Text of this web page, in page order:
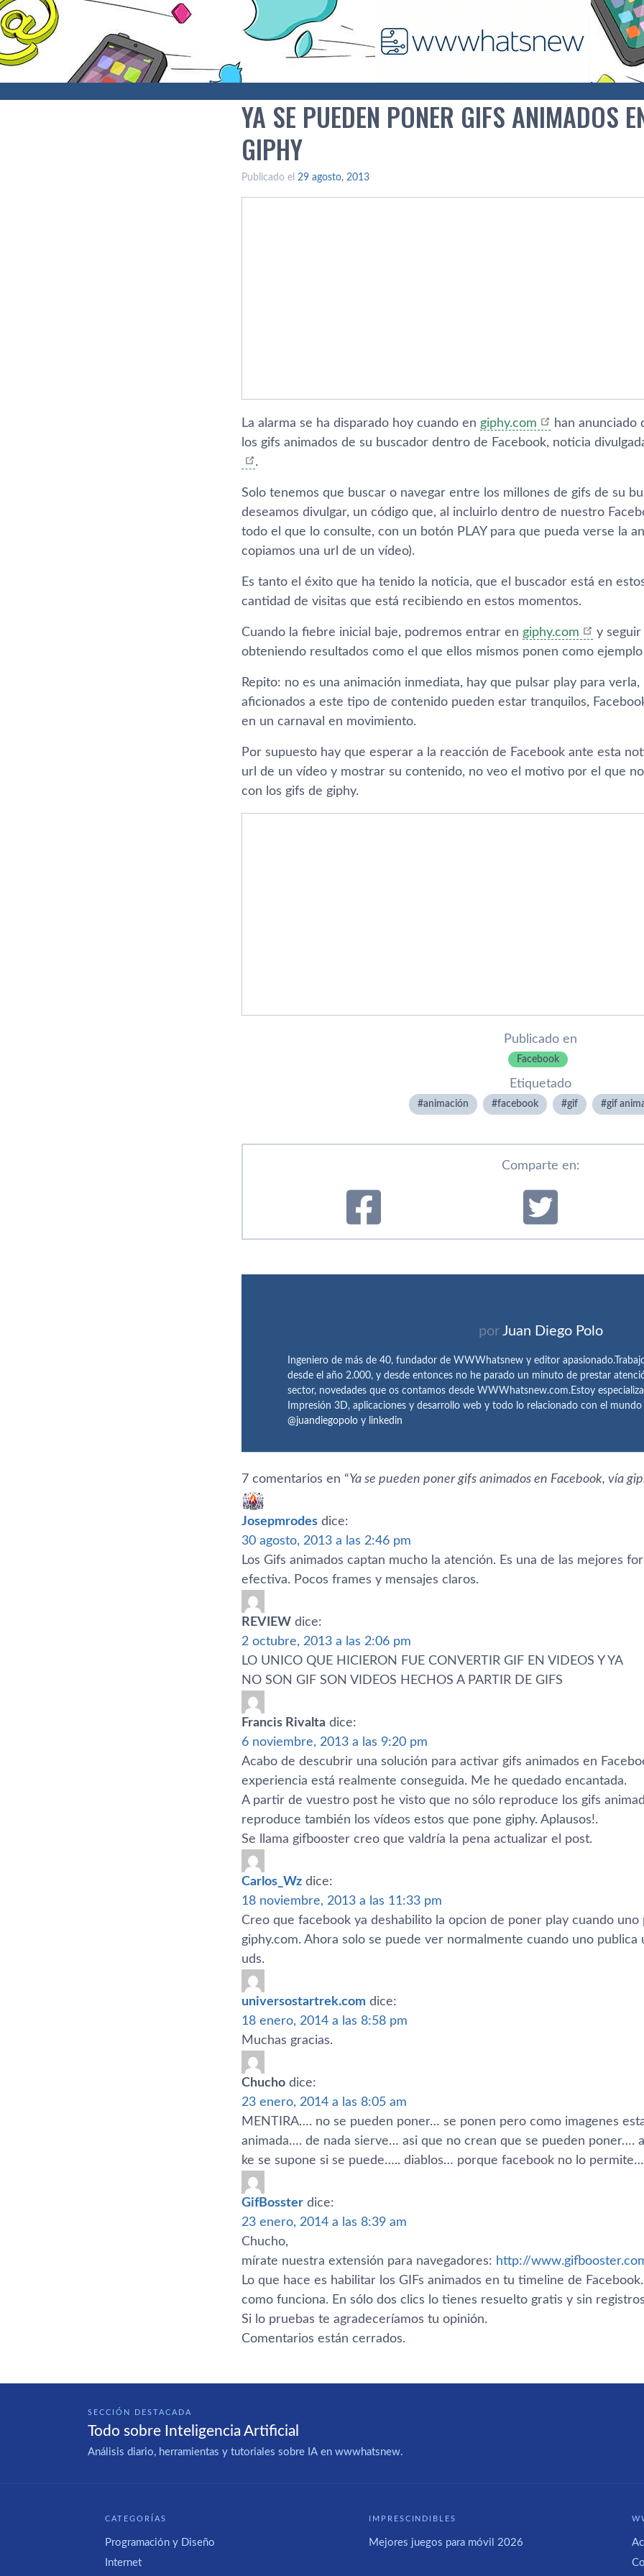
YA SE PUEDEN PONER GIFS ANIMADOS
GIPHY
Publicado el 29 agosto, 2013
La alarma se ha disparado hoy cuando en giphy.com
han anunciado
los gifs animados de su buscador dentro de Facebook, noticia
.
Solo tenemos que buscar o navegar entre los millones de gifs de su
deseamos divulgar, un código que, al incluirlo dentro de nuestro
todo el que lo consulte, con un botón PLAY para que pueda verse la
copiamos una url de un ví­deo).
Es tanto el éxito que ha tenido la noticia, que el buscador está en
cantidad de visitas que está recibiendo en estos momentos.
Cuando la fiebre inicial baje, podremos entrar en giphy.com
y
obteniendo resultados como el que ellos mismos ponen como
Repito: no es una animación inmediata, hay que pulsar play para
aficionados a este tipo de contenido pueden estar tranquilos,
en un carnaval en movimiento.
Por supuesto hay que esperar a la reacción de Facebook ante esta
url de un ví­deo y mostrar su contenido, no veo el motivo por el que
con los gifs de giphy.
Publicado en
Facebook
Etiquetado
animación facebook gif gif
Comparte en:
por Juan Diego Polo
Ingeniero de más de 40, fundador de WWWhatsnew y editor
desde el año 2.000, y desde entonces no he parado un minuto de prestar
sector, novedades que os contamos desde WWWhatsnew.com.Estoy
Impresión 3D, aplicaciones y desarrollo web y todo lo relacionado con el
@juandiegopolo y linkedin
7 comentarios en “Ya se pueden poner gifs animados en Facebook, ví­a
Josepmrodes dice:
30 agosto, 2013 a las 2:46 pm
Los Gifs animados captan mucho la atención. Es una de las mejores
efectiva. Pocos frames y mensajes claros.
REVIEW dice:
2 octubre, 2013 a las 2:06 pm
LO UNICO QUE HICIERON FUE CONVERTIR GIF EN VIDEOS Y YA
NO SON GIF SON VIDEOS HECHOS A PARTIR DE GIFS
Francis Rivalta dice:
6 noviembre, 2013 a las 9:20 pm
Acabo de descubrir una solución para activar gifs animados en
experiencia está realmente conseguida. Me he quedado encantada.
A partir de vuestro post he visto que no sólo reproduce los gifs
reproduce también los ví­deos estos que pone giphy. Aplausos!.
Se llama gifbooster creo que valdrí­a la pena actualizar el post.
Carlos_Wz dice:
18 noviembre, 2013 a las 11:33 pm
Creo que facebook ya deshabilito la opcion de poner play cuando uno
giphy.com. Ahora solo se puede ver normalmente cuando uno publica
uds.
universostartrek.com dice:
18 enero, 2014 a las 8:58 pm
Muchas gracias.
Chucho dice:
23 enero, 2014 a las 8:05 am
MENTIRA…. no se pueden poner… se ponen pero como imagenes
animada…. de nada sierve… asi que no crean que se pueden poner….
ke se supone si se puede….. diablos… porque facebook no lo
GifBosster dice:
23 enero, 2014 a las 8:39 am
Chucho,
mí­rate nuestra extensión para navegadores: http://
Lo que hace es habilitar los GIFs animados en tu timeline de
como funciona. En sólo dos clics lo tienes resuelto gratis y sin
Si lo pruebas te agradecerí­amos tu opinión.
Comentarios están cerrados.
SECCIÓN DESTACADA
Todo sobre Inteligencia Artificial
Análisis diario, herramientas y tutoriales sobre IA en wwwhatsnew.
CATEGORÍAS
Programación y Diseño
Internet
IMPRESCINDIBLES
Mejores juegos para móvil 2026